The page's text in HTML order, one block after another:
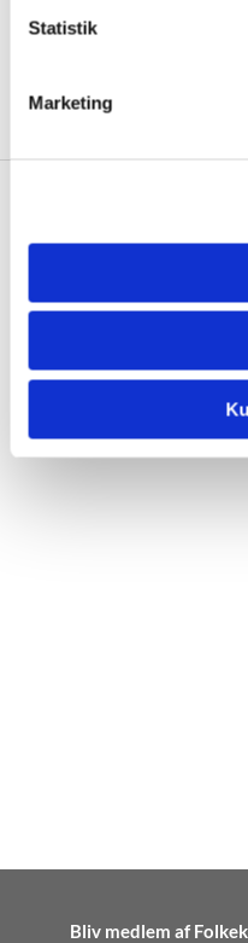
Statistik
Marketing
Bliv medlem af